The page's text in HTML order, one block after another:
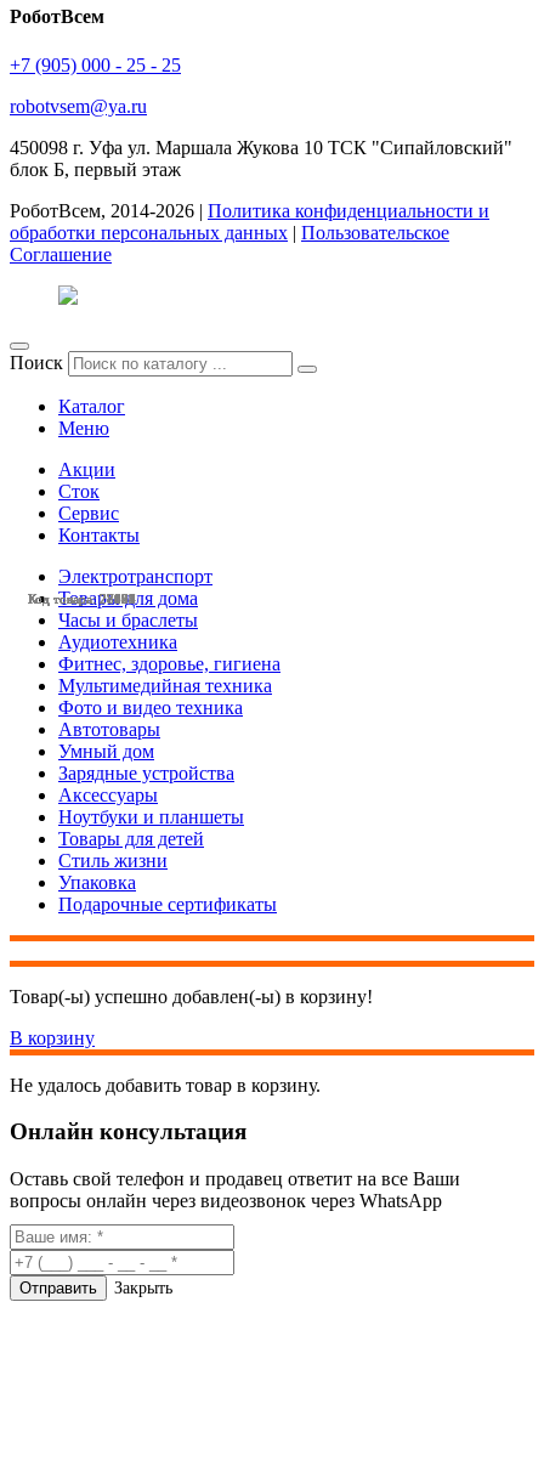
Код товара: 27855
Код товара: 28191
Код товара: 28182
Код товара: 28173
Код товара: 28124
Код товара: 28001
Код товара: 27944
Код товара: 27854
Код товара: 27827
Код товара: 27825
Код товара: 27699
Код товара: 27698
РоботВсем
+7 (905) 000 - 25 - 25
robotvsem@ya.ru
450098 г. Уфа ул. Маршала Жукова 10 ТСК "Сипайловский"
блок Б, первый этаж
РоботВсем, 2014-2026 | Политика конфиденциальности и
обработки персональных данных | Пользовательское
Соглашение
Поиск
Каталог
Меню
Акции
Сток
Сервис
Контакты
Электротранспорт
Товары для дома
Часы и браслеты
Аудиотехника
Фитнес, здоровье, гигиена
Мультимедийная техника
Фото и видео техника
Автотовары
Умный дом
Зарядные устройства
Аксессуары
Ноутбуки и планшеты
Товары для детей
Стиль жизни
Упаковка
Подарочные сертификаты
Товар(-ы) успешно добавлен(-ы) в корзину!
В корзину
Не удалось добавить товар в корзину.
Онлайн консультация
Оставь свой телефон и продавец ответит на все Ваши
вопросы онлайн через видеозвонок через WhatsApp
Закрыть